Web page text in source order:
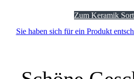
Zum Keramik
Sie haben sich für ein Produkt